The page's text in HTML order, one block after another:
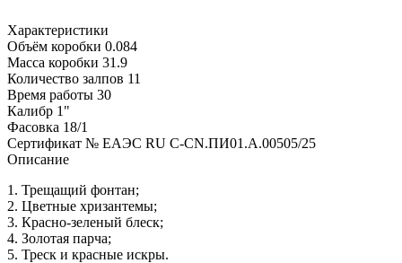
Характеристики
Объём коробки 0.084
Масса коробки 31.9
Количество залпов 11
Время работы 30
Калибр 1"
Фасовка 18/1
Сертификат № ЕАЭС RU C-CN.ПИ01.A.00505/25
Описание
1. Трещащий фонтан;
2. Цветные хризантемы;
3. Красно-зеленый блеск;
4. Золотая парча;
5. Треск и красные искры.